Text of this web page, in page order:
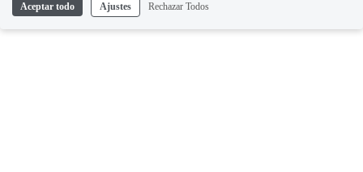
Aceptar todo Ajustes Rechazar Todos